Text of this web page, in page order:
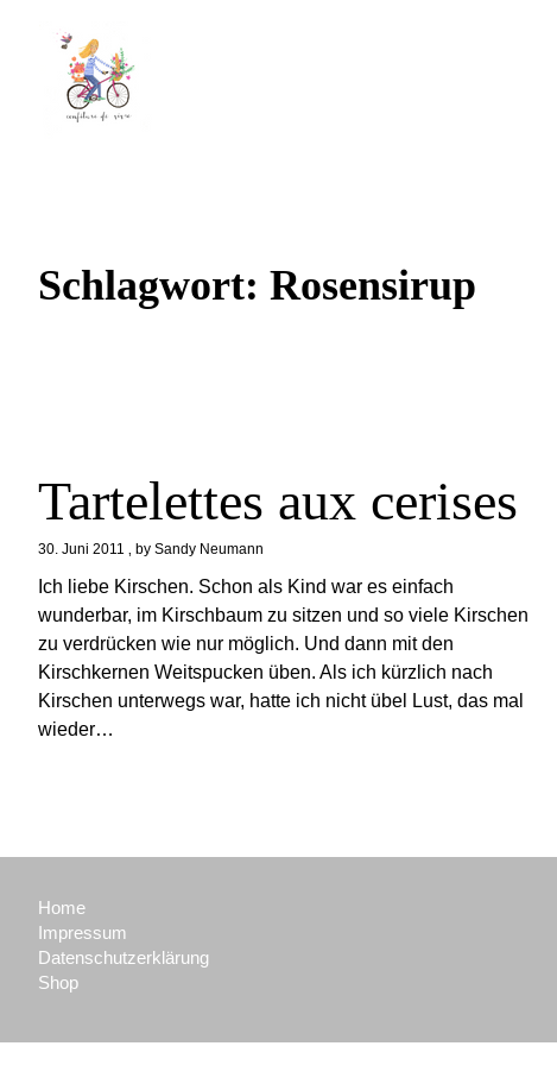
Schlagwort:Rosensirup
Tartelettes aux cerises
30. Juni 2011 bySandy Neumann
Ich liebe Kirschen. Schon als Kind war es einfach
wunderbar, im Kirschbaum zu sitzen und so viele Kirschen
zu verdrücken wie nur möglich. Und dann mit den
Kirschkernen Weitspucken üben. Als ich kürzlich nach
Kirschen unterwegs war, hatte ich nicht übel Lust, das mal
wieder…
Home
Impressum
Datenschutzerklärung
Shop